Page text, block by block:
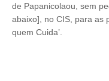
de Papanicolaou, sem
abaixo], no CIS, para as
quem Cuida’.